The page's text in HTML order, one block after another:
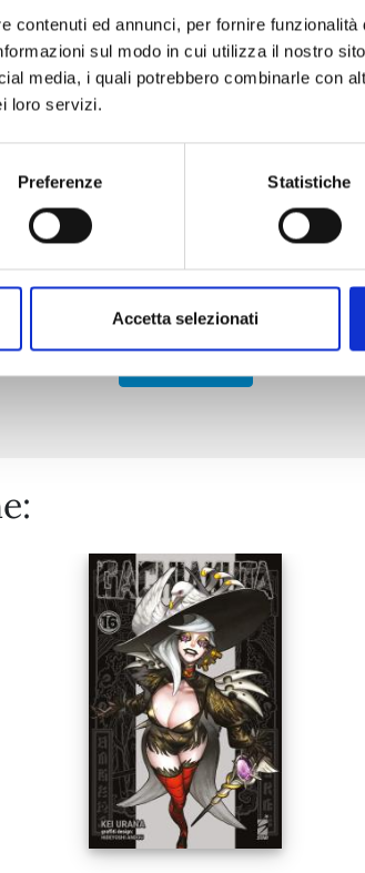
contenuti ed annunci, per fornire
sul modo in cui utilizza il nostro
media, i quali potrebbero combinarle con
loro servizi.
Preferenze Statistiche
Accetta selezionati
A COUPLE OF CUCKOOS n. 1
€ 6,90